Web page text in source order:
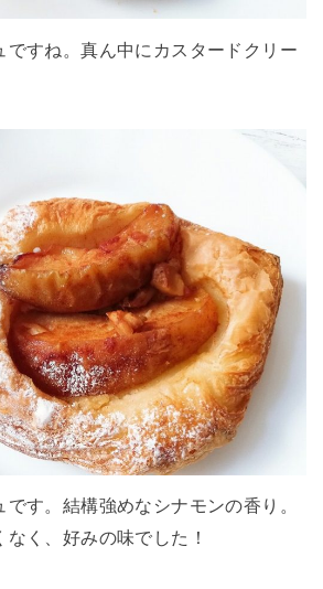
ですね。真ん中にカスタードクリー
す。結構強めなシナモンの香り。
く、好みの味でした！